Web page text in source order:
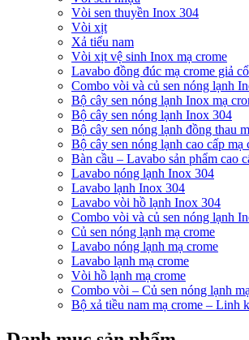
Vòi sen thuyền Inox 304
Vòi xịt
Xả tiểu nam
Vòi xịt vệ sinh Inox mạ crome
Lavabo đồng đúc mạ crome giả cổ
Combo vòi và củ sen nóng lạnh
Bộ cây sen nóng lạnh Inox mạ
Bộ cây sen nóng lạnh Inox 304
Bộ cây sen nóng lạnh đồng thau
Bộ cây sen nóng lạnh cao cấp mạ
Bàn cầu – Lavabo sản phẩm cao
Lavabo nóng lạnh Inox 304
Lavabo lạnh Inox 304
Lavabo vòi hồ lạnh Inox 304
Combo vòi và củ sen nóng lạnh
Củ sen nóng lạnh mạ crome
Lavabo nóng lạnh mạ crome
Lavabo lạnh mạ crome
Vòi hồ lạnh mạ crome
Combo vòi – Củ sen nóng lạnh
Bộ xả tiều nam mạ crome – Linh